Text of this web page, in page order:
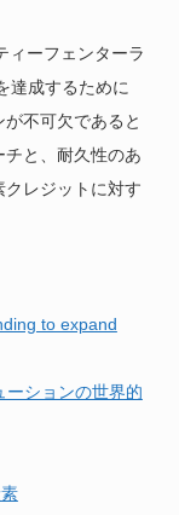
ィーフェンターラ
達成するために
不可欠であると
と、耐久性のあ
レジットに対す
to expand
ーションの世界的